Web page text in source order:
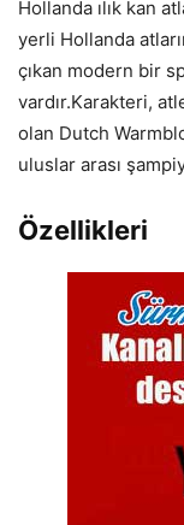
Hollanda ılık kan
yerli Hollanda
çıkan modern bir
vardır.Karakteri,
olan Dutch
uluslar arası
Özellikleri